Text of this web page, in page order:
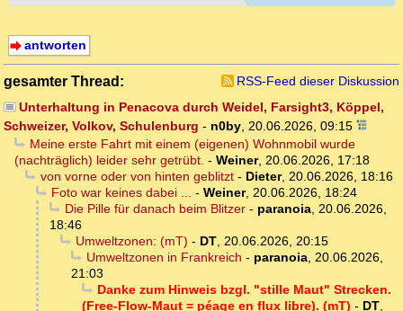
antworten
gesamter Thread:
RSS-Feed dieser Diskussion
Unterhaltung in Penacova durch Weidel, Farsight3, Köppel,
Schweizer, Volkov, Schulenburg - n0by, 20.06.2026, 09:15
Meine erste Fahrt mit einem (eigenen) Wohnmobil wurde
(nachträglich) leider sehr getrübt. - Weiner, 20.06.2026, 17:18
von vorne oder von hinten geblitzt- Dieter, 20.06.2026, 18:16
Foto war keines dabei ... - Weiner, 20.06.2026, 18:24
Die Pille für danach beim Blitzer- paranoia, 20.06.2026,
18:46
Umweltzonen: (mT) - DT, 20.06.2026, 20:15
Umweltzonen in Frankreich - paranoia, 20.06.2026,
21:03
Danke zum Hinweis bzgl. "stille Maut" Strecken.
(Free-Flow-Maut = péage en flux libre). (mT) - DT,